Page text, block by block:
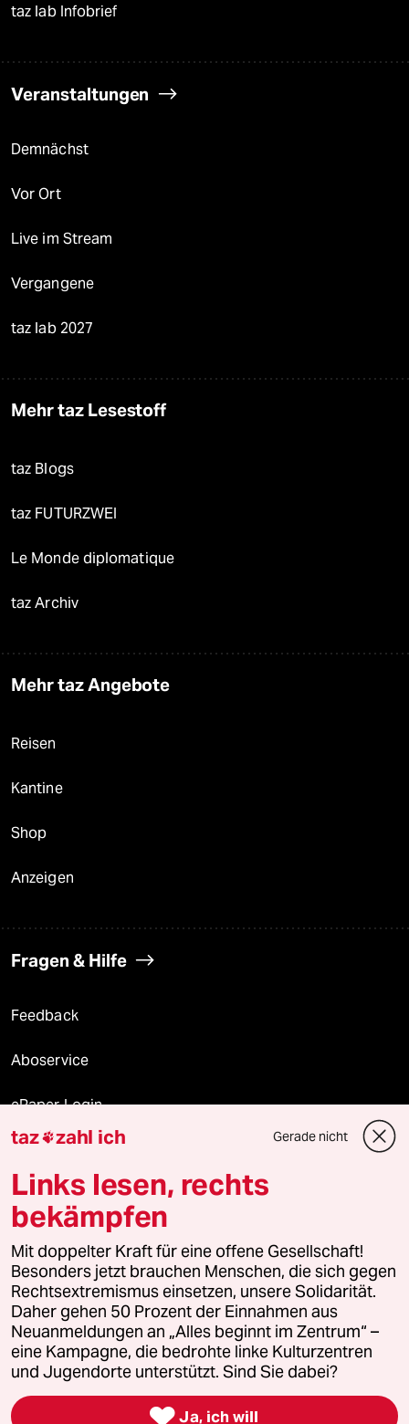
taz lab Infobrief
Veranstaltungen
Demnächst
Vor Ort
Live im Stream
Vergangene
taz lab 2027
Mehr taz Lesestoff
taz Blogs
taz FUTURZWEI
Le Monde diplomatique
taz Archiv
Mehr taz Angebote
Reisen
Kantine
Shop
Anzeigen
Fragen & Hilfe
Feedback
Aboservice
ePaper Login
Downloads für Abonnierende
© 2026 taz Verlags und Vertriebs GmbH
Alle Rechte vorbehalten. Bei rechtlichen Fragen oder für Genehmigungen
wenden Sie sich bitte an
lizenzen@taz.de
Feedback Redaktionsstatut Kommune-Richtlinien
Leitlinie Informant Datenschutz Impressum AGB
Seitenwende Einwilligungen widerrufen (Ads)
taz zahl ich Gerade nicht
Links lesen, rechts
bekämpfen
Mit doppelter Kraft für eine offene Gesellschaft!
Besonders jetzt brauchen Menschen, die sich gegen
Rechtsextremismus einsetzen, unsere Solidarität.
Daher gehen 50 Prozent der Einnahmen aus
Neuanmeldungen an „Alles beginnt im Zentrum“ –
eine Kampagne, die bedrohte linke Kulturzentren
und Jugendorte unterstützt. Sind Sie dabei?
 Ja, ich will